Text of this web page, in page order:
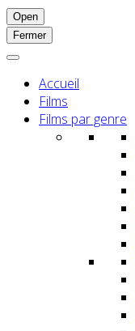
Open
Fermer
Accueil
Films
Films par genre